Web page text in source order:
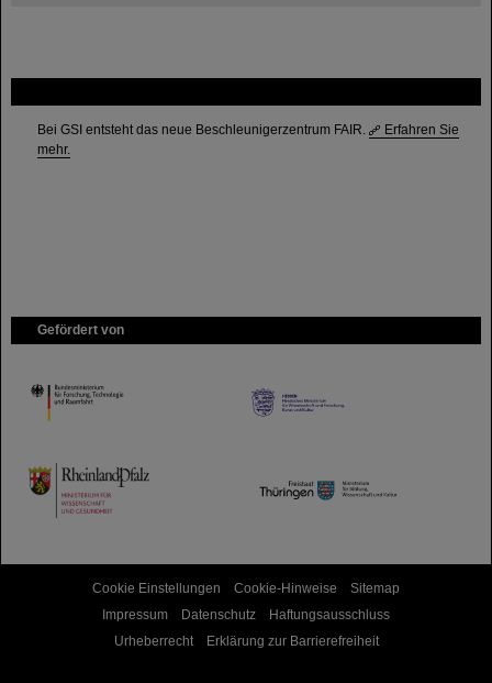
Bei GSI entsteht das neue Beschleunigerzentrum FAIR.
Erfahren Sie
mehr.
Gefördert von
HMWK
TMWWDG
Cookie Einstellungen Cookie-Hinweise
Sitemap
Impressum
Datenschutz
Haftungsausschluss
Urheberrecht
Erklärung zur Barrierefreiheit